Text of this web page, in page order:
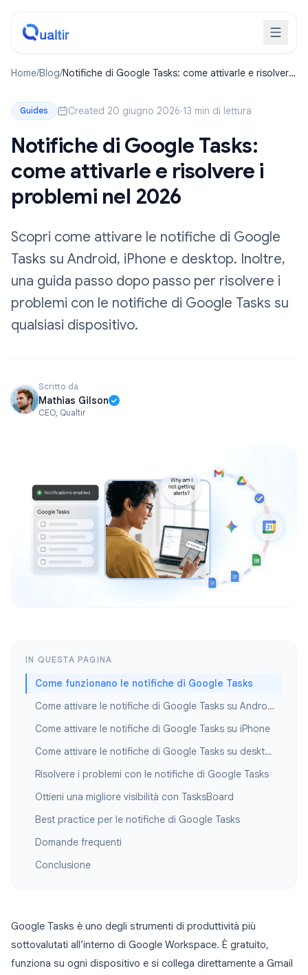
Home/Blog/Notifiche di Google Tasks: come attivarle e risolvere
Guides Created 20 giugno 2026·13 min di lettura
Notifiche di Google Tasks:
come attivarle e risolvere i
problemi nel 2026
Scopri come attivare le notifiche di Google
Tasks su Android, iPhone e desktop. Inoltre,
una guida passo dopo passo per risolvere i
problemi con le notifiche di Google Tasks su
qualsiasi dispositivo.
Scritto da
Mathias Gilson
CEO, Qualtir
IN QUESTA PAGINA
Come funzionano le notifiche di Google Tasks
Come attivare le notifiche di Google Tasks su Android
Come attivare le notifiche di Google Tasks su iPhone
Come attivare le notifiche di Google Tasks su desktop
Risolvere i problemi con le notifiche di Google Tasks
Ottieni una migliore visibilità con TasksBoard
Best practice per le notifiche di Google Tasks
Domande frequenti
Conclusione
Google Tasks è uno degli strumenti di produttività più
sottovalutati all’interno di Google Workspace. È gratuito,
funziona su ogni dispositivo e si collega direttamente a Gmail